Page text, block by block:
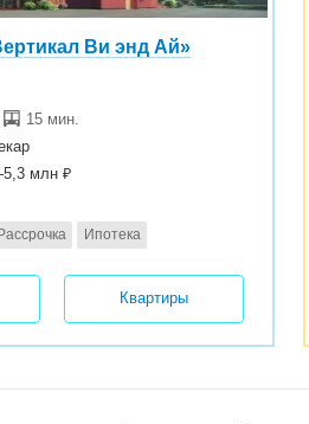
Ви энд Ай»
15 мин.
млн ₽
Ипотека
Квартиры